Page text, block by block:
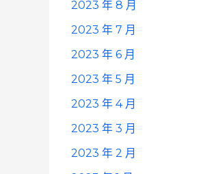
2023 年 8 月
2023 年 7 月
2023 年 6 月
2023 年 5 月
2023 年 4 月
2023 年 3 月
2023 年 2 月